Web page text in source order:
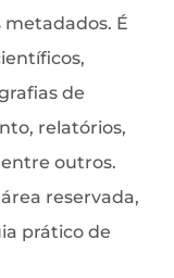
É
de
relatórios,
outros.
reservada,
prático de